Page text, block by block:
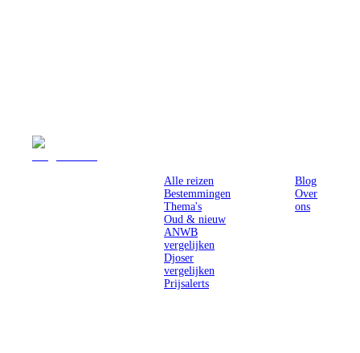
Alle reizen
Bestemmingen
Thema's
Oud & nieuw
ANWB
vergelijken
Djoser
vergelijken
Prijsalerts
Blog
Over
ons